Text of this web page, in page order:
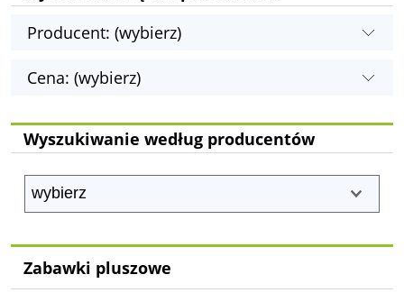
Producent: (wybierz)
Cena: (wybierz)
Wyszukiwanie według producentów
Zabawki pluszowe